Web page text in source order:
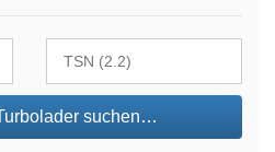
suchen…